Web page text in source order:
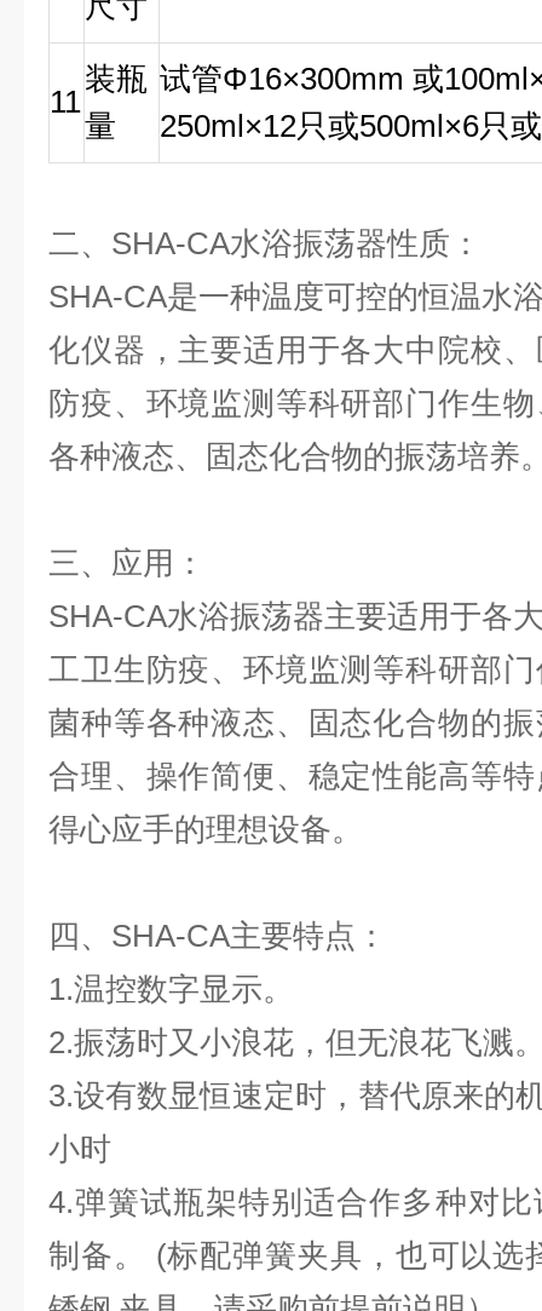
11
装瓶
量
试管Φ16×300mm 或
250ml×12只或500ml×6只
二、SHA-CA水浴振荡器性质：
SHA-CA是一种温度可控的恒温水
化仪器，主要适用于各大中院校
防疫、环境监测等科研部门作生
各种液态、固态化合物的振荡培养
三、应用：
SHA-CA水浴振荡器主要适用于各
工卫生防疫、环境监测等科研部
菌种等各种液态、固态化合物的
合理、操作简便、稳定性能高等
得心应手的理想设备。
四、SHA-CA主要特点：
1.温控数字显示。
2.振荡时又小浪花，但无浪花飞溅
3.设有数显恒速定时，替代原来的
小时
4.弹簧试瓶架特别适合作多种对
制备。 (标配弹簧夹具，也可以选